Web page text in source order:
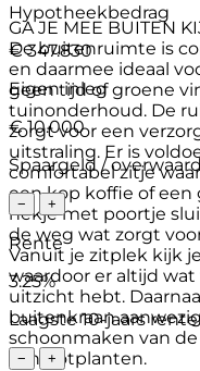
GA JE MEE BUITEN
De buitenruimte is
en daarmee ideaal
geen tijd of groene
tuinonderhoud. De
zorgt voor een
uitstraling. Er is
comfortabel zitje
een kop koffie of een
hekje met poortje
de weg wat zorgt
Vanuit je zitplek kijk
waardoor er altijd
uitzicht hebt.
buitenkraan
schoonmaken van
van potplanten.
Hypotheekbedrag
€ 347.830
Eigen inleg
€ 10.000
Spaargeld /
− +
Rente
3.25%
Laagste 10-jaars rente
− +